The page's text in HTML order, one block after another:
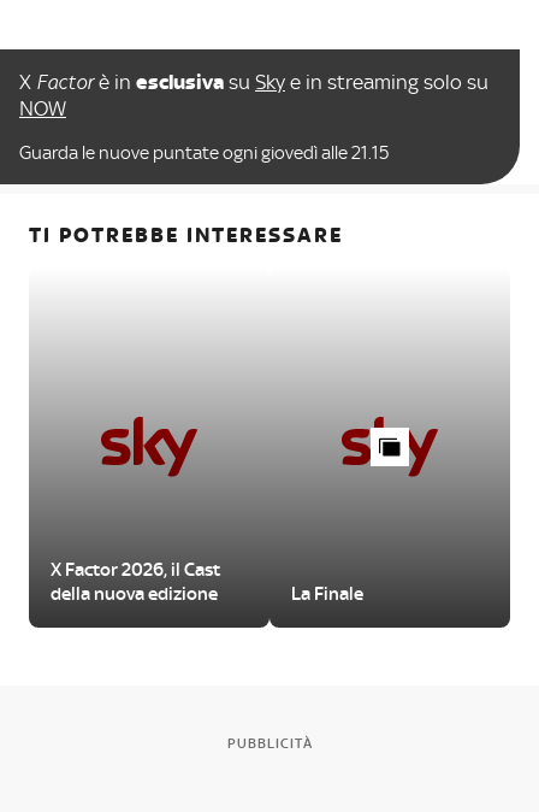
X Factorè in esclusiva su Sky e in streaming solo su
NOW
Guarda le nuove puntate ogni giovedì alle 21.15
TI POTREBBE INTERESSARE
X Factor 2026, il Cast
della nuova edizione
La Finale
PUBBLICITÀ